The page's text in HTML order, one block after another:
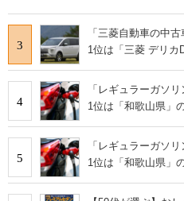
3
「三菱自動車の中
1位は「三菱 デリカ
4
「レギュラーガソ
1位は「和歌山県」
5
「レギュラーガソ
1位は「和歌山県」